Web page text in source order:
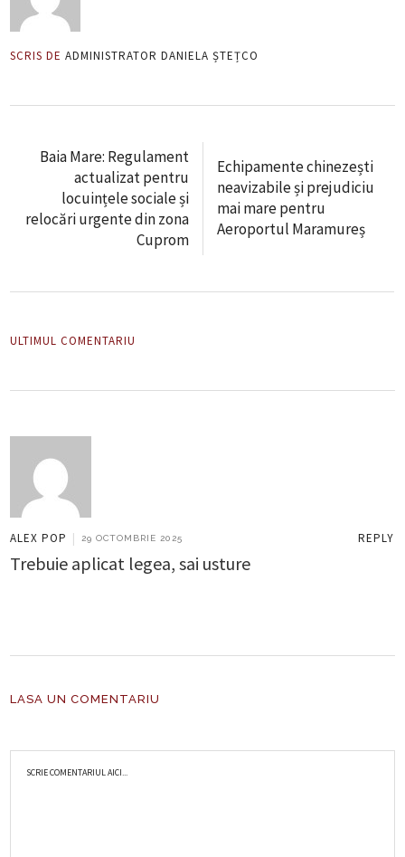
SCRIS DE ADMINISTRATOR DANIELA ȘTEȚCO
Baia Mare: Regulament
actualizat pentru
locuințele sociale și
relocări urgente din zona
Cuprom
Echipamente chinezești
neavizabile și prejudiciu
mai mare pentru
Aeroportul Maramureș
ULTIMUL COMENTARIU
ALEX POP | 29 OCTOMBRIE 2025 REPLY
Trebuie aplicat legea, sai usture
LASA UN COMENTARIU